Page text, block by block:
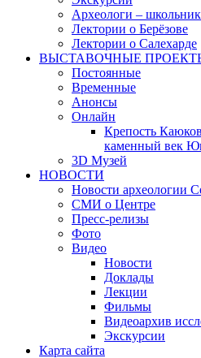
Археологи –
Лектории о Берёзове
Лектории о Салехарде
ВЫСТАВОЧНЫЕ
Постоянные
Временные
Анонсы
Онлайн
Крепость
каменный век
3D Музей
НОВОСТИ
Новости археологии
СМИ о Центре
Пресс-релизы
Фото
Видео
Новости
Доклады
Лекции
Фильмы
Видеоархив
Экскурсии
Карта сайта